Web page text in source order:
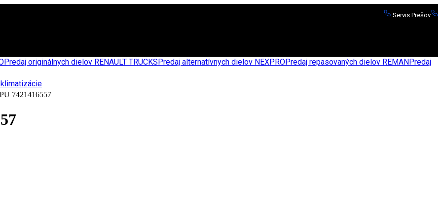
Servis Prešov
Predaj originálnych dielov RENAULT TRUCKSPredaj alternatívnych dielov NEXPROPredaj repasovaných dielov REMANPredaj
7421416557